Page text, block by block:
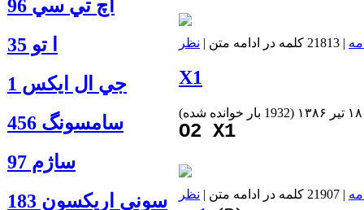
اچ تي سي 96
ا‍ تو 35
جي ال ايكس 1
سامسونگ 456
ساژم 97
سوني اريكسون 183
| 21813 کلمه در ادامه متن | نظر
X1
(1932 بار خوانده شده )
O2 X1
| 21907 کلمه در ادامه متن | نظر